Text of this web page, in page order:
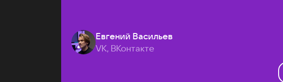
Евгений Васильев
VK, ВКонтакте